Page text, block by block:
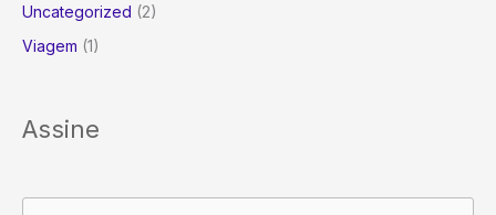
Uncategorized (2)
Viagem (1)
Assine